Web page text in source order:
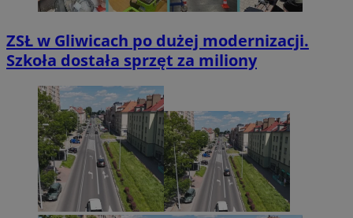
ZSŁ w Gliwicach po dużej modernizacji.
Szkoła dostała sprzęt za miliony